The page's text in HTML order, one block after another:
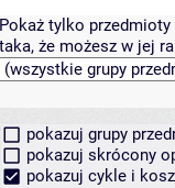
Pokaż tylko przedmioty
taka, że możesz w jej
pokazuj grupy
pokazuj skrócony
pokazuj cykle i